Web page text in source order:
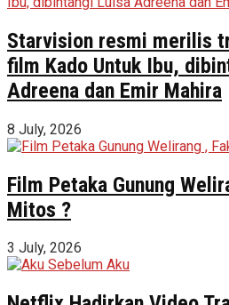
Starvision resmi merilis
film Kado Untuk Ibu,
Adreena dan Emir Mahira
8 July, 2026
Film Petaka Gunung
Mitos ?
3 July, 2026